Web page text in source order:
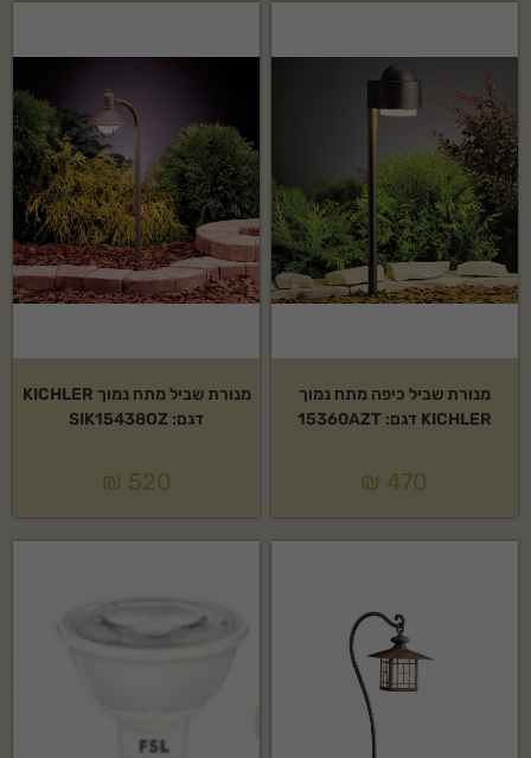
מנורת שביל כיפה מתח נמוך
KICHLER דגם: 15360AZT
₪ 470
מנורת שביל מתח נמוך KICHLER
דגם: SIK15438OZ
₪ 520